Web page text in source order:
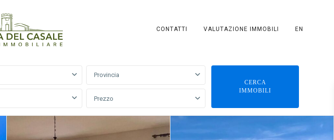
CONTATTI VALUTAZIONE IMMOBILI EN
Provincia
Prezzo
CERCA
IMMOBILI